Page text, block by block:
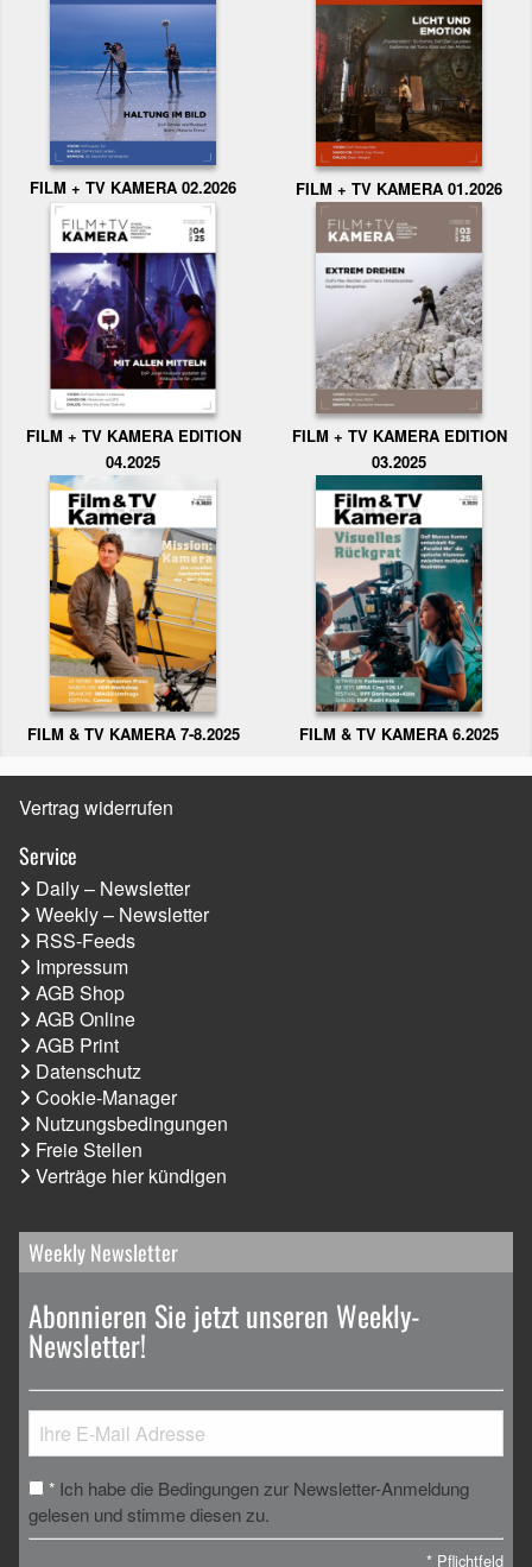
FILM + TV KAMERA 02.2026 FILM + TV KAMERA 01.2026
FILM + TV KAMERA EDITION
04.2025
FILM + TV KAMERA EDITION
03.2025
FILM & TV KAMERA 7-8.2025 FILM & TV KAMERA 6.2025
Vertrag widerrufen
Service
Daily – Newsletter
Weekly – Newsletter
RSS-Feeds
Impressum
AGB Shop
AGB Online
AGB Print
Datenschutz
Cookie-Manager
Nutzungsbedingungen
Freie Stellen
Verträge hier kündigen
Weekly Newsletter
Abonnieren Sie jetzt unseren Weekly-
Newsletter!
* Ich habe die Bedingungen zur Newsletter-Anmeldung
gelesen und stimme diesen zu.
* Pflichtfeld